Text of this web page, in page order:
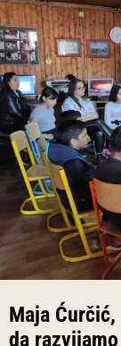
Maja
da